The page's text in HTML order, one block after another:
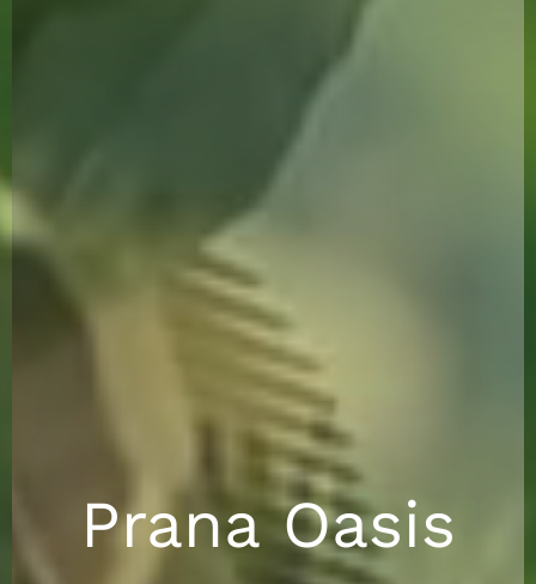
Prana Oasis